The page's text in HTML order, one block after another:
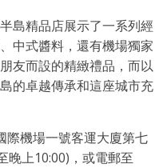
島精品店展示了一系列經
中式醬料，還有機場獨家
友而設的精緻禮品， 而以
的卓越傳承和這座城市充
際機場一號客運大廈第七
晚上10:00)，或電郵至